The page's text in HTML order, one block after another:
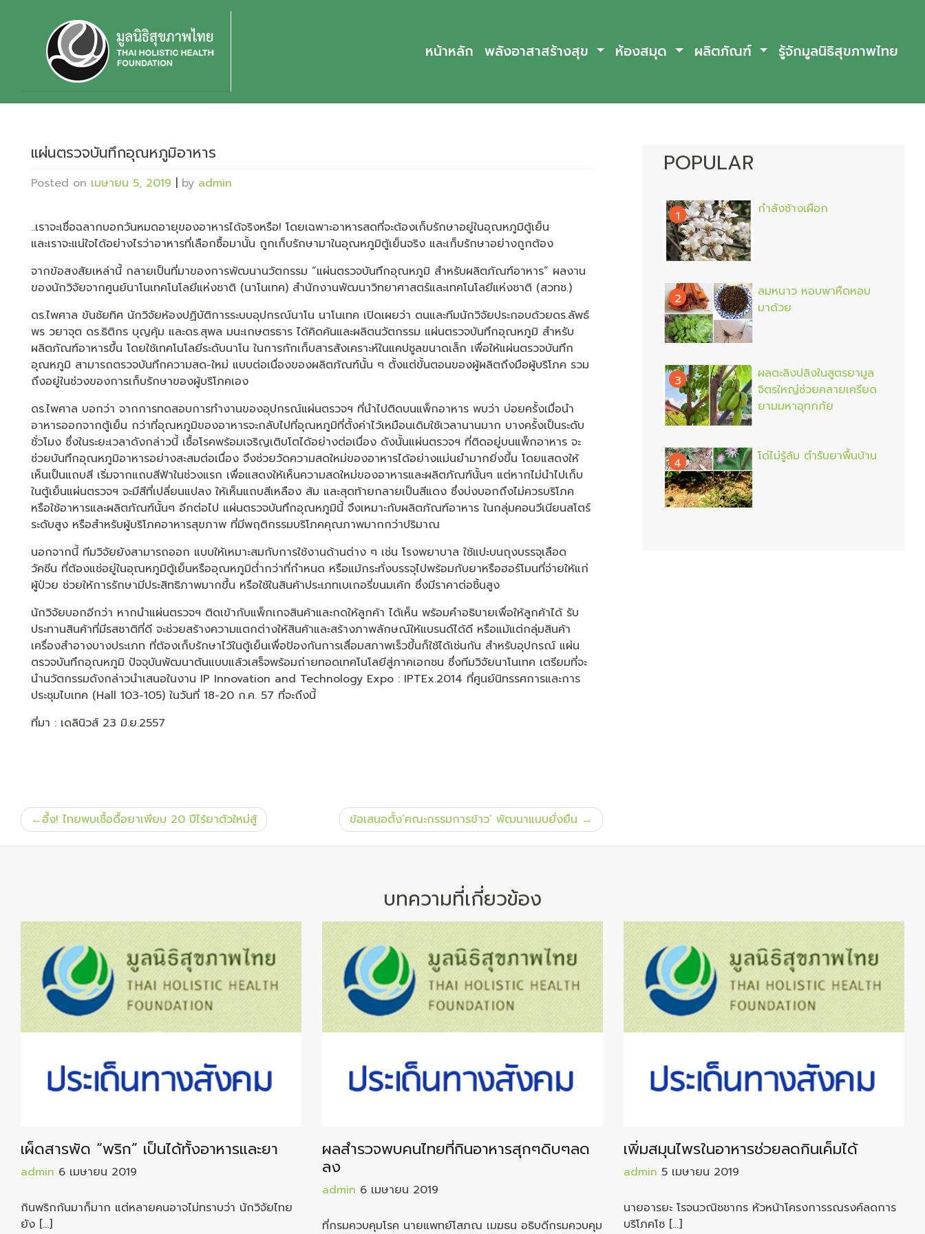
หน้าหลัก พลังอาสาสร้างสุข ห้องสมุด ผลิตภัณฑ์ รู้จักมูลนิธิสุขภาพไทย
แผ่นตรวจบันทึกอุณหภูมิอาหาร
Posted on เมษายน 5, 2019 | by admin
..เราจะเชื่อฉลากบอกวันหมดอายุของอาหารได้จริงหรือ! โดยเฉพาะอาหารสดที่จะต้องเก็บรักษาอยู่ในอุณหภูมิตู้เย็น
และเราจะแน่ใจได้อย่างไรว่าอาหารที่เลือกซื้อมานั้น ถูกเก็บรักษามาในอุณหภูมิตู้เย็นจริง และเก็บรักษาอย่างถูกต้อง
จากข้อสงสัยเหล่านี้ กลายเป็นที่มาของการพัฒนานวัตกรรม “แผ่นตรวจบันทึกอุณหภูมิ สำหรับผลิตภัณฑ์อาหาร” ผลงาน
ของนักวิจัยจากศูนย์นาโนเทคโนโลยีแห่งชาติ (นาโนเทค) สำนักงานพัฒนาวิทยาศาสตร์และเทคโนโลยีแห่งชาติ (สวทช.)
ดร.ไพศาล ขันชัยทิศ นักวิจัยห้องปฏิบัติการระบบอุปกรณ์นาโน นาโนเทค เปิดเผยว่า ตนและทีมนักวิจัยประกอบด้วยดร.ลัพธ์
พร วยาจุต ดร.ธิติกร บุญคุ้ม และดร.สุพล มนะเกษตรธาร ได้คิดค้นและผลิตนวัตกรรม แผ่นตรวจบันทึกอุณหภูมิ สำหรับ
ผลิตภัณฑ์อาหารขึ้น โดยใช้เทคโนโลยีระดับนาโน ในการกักเก็บสารสังเคราะห์ในแคปซูลขนาดเล็ก เพื่อให้แผ่นตรวจบันทึก
อุณหภูมิ สามารถตรวจบันทึกความสด-ใหม่ แบบต่อเนื่องของผลิตภัณฑ์นั้น ๆ ตั้งแต่ขั้นตอนของผู้ผลิตถึงมือผู้บริโภค รวม
ถึงอยู่ในช่วงของการเก็บรักษาของผู้บริโภคเอง
ดร.ไพศาล บอกว่า จากการทดสอบการทำงานของอุปกรณ์แผ่นตรวจฯ ที่นำไปติดบนแพ็กอาหาร พบว่า บ่อยครั้งเมื่อนำ
อาหารออกจากตู้เย็น กว่าที่อุณหภูมิของอาหารจะกลับไปที่อุณหภูมิที่ตั้งค่าไว้เหมือนเดิมใช้เวลานานมาก บางครั้งเป็นระดับ
ชั่วโมง ซึ่งในระยะเวลาดังกล่าวนี้ เชื้อโรคพร้อมเจริญเติบโตได้อย่างต่อเนื่อง ดังนั้นแผ่นตรวจฯ ที่ติดอยู่บนแพ็กอาหาร จะ
ช่วยบันทึกอุณหภูมิอาหารอย่างสะสมต่อเนื่อง จึงช่วยวัดความสดใหม่ของอาหารได้อย่างแม่นยำมากยิ่งขึ้น โดยแสดงให้
เห็นเป็นแถบสี เริ่มจากแถบสีฟ้าในช่วงแรก เพื่อแสดงให้เห็นความสดใหม่ของอาหารและผลิตภัณฑ์นั้นๆ แต่หากไม่นำไปเก็บ
ในตู้เย็นแผ่นตรวจฯ จะมีสีที่เปลี่ยนแปลง ให้เห็นแถบสีเหลือง ส้ม และสุดท้ายกลายเป็นสีแดง ซึ่งบ่งบอกถึงไม่ควรบริโภค
หรือใช้อาหารและผลิตภัณฑ์นั้นๆ อีกต่อไป แผ่นตรวจบันทึกอุณหภูมินี้ จึงเหมาะกับผลิตภัณฑ์อาหาร ในกลุ่มคอนวีเนียนสโตร์
ระดับสูง หรือสำหรับผู้บริโภคอาหารสุขภาพ ที่มีพฤติกรรมบริโภคคุณภาพมากกว่าปริมาณ
นอกจากนี้ ทีมวิจัยยังสามารถออก แบบให้เหมาะสมกับการใช้งานด้านต่าง ๆ เช่น โรงพยาบาล ใช้แปะบนถุงบรรจุเลือด
วัคซีน ที่ต้องแช่อยู่ในอุณหภูมิตู้เย็นหรืออุณหภูมิต่ำกว่าที่กำหนด หรือแม้กระทั่งบรรจุไปพร้อมกับยาหรือฮอร์โมนที่จ่ายให้แก่
ผู้ป่วย ช่วยให้การรักษามีประสิทธิภาพมากขึ้น หรือใช้ในสินค้าประเภทเบเกอรี่ขนมเค้ก ซึ่งมีราคาต่อชิ้นสูง
นักวิจัยบอกอีกว่า หากนำแผ่นตรวจฯ ติดเข้ากับแพ็กเกจสินค้าและกดให้ลูกค้า ได้เห็น พร้อมคำอธิบายเพื่อให้ลูกค้าได้ รับ
ประทานสินค้าที่มีรสชาติที่ดี จะช่วยสร้างความแตกต่างให้สินค้าและสร้างภาพลักษณ์ให้แบรนด์ได้ดี หรือแม้แต่กลุ่มสินค้า
เครื่องสำอางบางประเภท ที่ต้องเก็บรักษาไว้ในตู้เย็นเพื่อป้องกันการเสื่อมสภาพเร็วขึ้นก็ใช้ได้เช่นกัน สำหรับอุปกรณ์ แผ่น
ตรวจบันทึกอุณหภูมิ ปัจจุบันพัฒนาต้นแบบแล้วเสร็จพร้อมถ่ายทอดเทคโนโลยีสู่ภาคเอกชน ซึ่งทีมวิจัยนาโนเทค เตรียมที่จะ
นำนวัตกรรมดังกล่าวนำเสนอในงาน IP Innovation and Technology Expo : IPTEx.2014 ที่ศูนย์นิทรรศการและการ
ประชุมไบเทค (Hall 103-105) ในวันที่ 18-20 ก.ค. 57 ที่จะถึงนี้
ที่มา : เดลินิวส์ 23 มิ.ย.2557
แนะแนว
เรื่อง
อึ้ง! ไทยพบเชื้อดื้อยาเพียบ 20 ปีไร้ยาตัวใหม่สู้ ข้อเสนอตั้ง’คณะกรรมการข้าว’ พัฒนาแบบยั่งยืน
POPULAR
1 กำลังช้างเผือก
2
ลมหนาว หอบพาหืดหอบ
มาด้วย
3
ผลตะลิงปลิงในสูตรยามูล
จิตรใหญ่ช่วยคลายเครียด
ยามมหาอุทกภัย
4 โด่ไม่รู้ล้ม ตำรับยาพื้นบ้าน
บทความที่เกี่ยวข้อง
เผ็ดสารพัด “พริก” เป็นได้ทั้งอาหารและยา
admin 6 เมษายน 2019
กินพริกกันมาก็มาก แต่หลายคนอาจไม่ทราบว่า นักวิจัยไทย
ยัง […]
ผลสำรวจพบคนไทยที่กินอาหารสุกๆดิบๆลด
ลง
admin 6 เมษายน 2019
ที่กรมควบคุมโรค นายแพทย์โสภณ เมฆธน อธิบดีกรมควบคุม
เพิ่มสมุนไพรในอาหารช่วยลดกินเค็มได้
admin 5 เมษายน 2019
นายอารยะ โรจนวณิชชากร หัวหน้าโครงการรณรงค์ลดการ
บริโภคโซ […]